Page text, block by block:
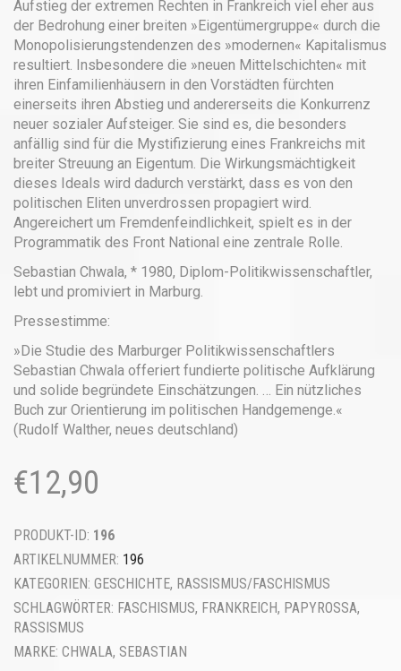
Aufstieg der extremen Rechten in Frankreich viel eher aus
der Bedrohung einer breiten »Eigentümergruppe« durch die
Monopolisierungstendenzen des »modernen« Kapitalismus
resultiert. Insbesondere die »neuen Mittelschichten« mit
ihren Einfamilienhäusern in den Vorstädten fürchten
einerseits ihren Abstieg und andererseits die Konkurrenz
neuer sozialer Aufsteiger. Sie sind es, die besonders
anfällig sind für die Mystifizierung eines Frankreichs mit
breiter Streuung an Eigentum. Die Wirkungsmächtigkeit
dieses Ideals wird dadurch verstärkt, dass es von den
politischen Eliten unverdrossen propagiert wird.
Angereichert um Fremdenfeindlichkeit, spielt es in der
Programmatik des Front National eine zentrale Rolle.
Sebastian Chwala, * 1980, Diplom-Politikwissenschaftler,
lebt und promiviert in Marburg.
Pressestimme:
»Die Studie des Marburger Politikwissenschaftlers
Sebastian Chwala offeriert fundierte politische Aufklärung
und solide begründete Einschätzungen. … Ein nützliches
Buch zur Orientierung im politischen Handgemenge.«
(Rudolf Walther, neues deutschland)
€12,90
PRODUKT-ID: 196
ARTIKELNUMMER: 196
KATEGORIEN: GESCHICHTE, RASSISMUS/FASCHISMUS
SCHLAGWÖRTER: FASCHISMUS, FRANKREICH, PAPYROSSA,
RASSISMUS
MARKE: CHWALA, SEBASTIAN